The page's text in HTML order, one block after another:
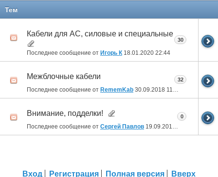
Тем
Кабели для АС, силовые и специальные
Последнее сообщение от Игорь К 18.01.2020 22:44
30
Межблочные кабели
Последнее сообщение от RememKab 30.09.2018 11:40
32
Внимание, подделки!
Последнее сообщение от Сергей Павлов 19.09.2015 12:41
0
Вход Регистрация Полная версия Вверх